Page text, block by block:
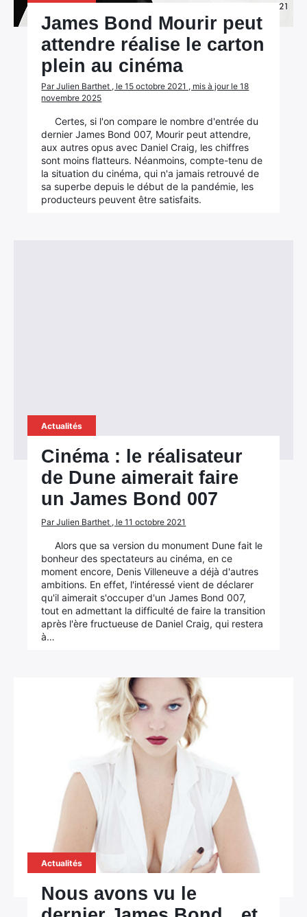
James Bond Mourir peut
attendre réalise le carton
plein au cinéma
Par Julien Barthet , le 15 octobre 2021 , mis à jour le 18
novembre 2025
Certes, si l'on compare le nombre d'entrée du
dernier James Bond 007, Mourir peut attendre,
aux autres opus avec Daniel Craig, les chiffres
sont moins flatteurs. Néanmoins, compte-tenu de
la situation du cinéma, qui n'a jamais retrouvé de
sa superbe depuis le début de la pandémie, les
producteurs peuvent être satisfaits.
Actualités
Cinéma : le réalisateur
de Dune aimerait faire
un James Bond 007
Par Julien Barthet , le 11 octobre 2021
Alors que sa version du monument Dune fait le
bonheur des spectateurs au cinéma, en ce
moment encore, Denis Villeneuve a déjà d'autres
ambitions. En effet, l'intéressé vient de déclarer
qu'il aimerait s'occuper d'un James Bond 007,
tout en admettant la difficulté de faire la transition
après l'ère fructueuse de Daniel Craig, qui restera
à…
Actualités
Nous avons vu le